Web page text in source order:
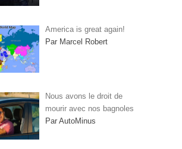
America is great again!
Par Marcel Robert
Nous avons le droit de
mourir avec nos bagnoles
Par AutoMinus